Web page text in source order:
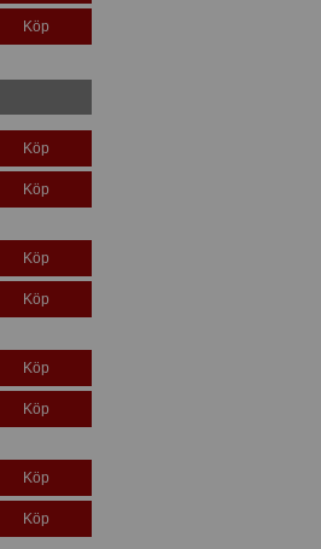
Köp
Köp
Köp
Köp
Köp
Köp
Köp
Köp
Köp